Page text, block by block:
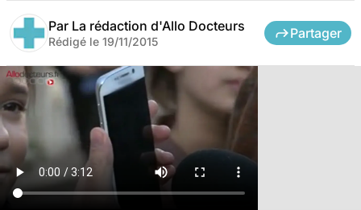
Par La rédaction d'Allo Docteurs
Rédigé le 19/11/2015
Partager